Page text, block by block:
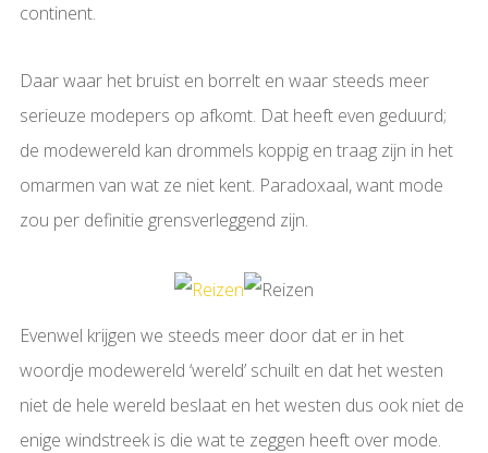
continent.
Daar waar het bruist en borrelt en waar steeds meer
serieuze modepers op afkomt. Dat heeft even geduurd;
de modewereld kan drommels koppig en traag zijn in het
omarmen van wat ze niet kent. Paradoxaal, want mode
zou per definitie grensverleggend zijn.
Evenwel krijgen we steeds meer door dat er in het
woordje modewereld ‘wereld’ schuilt en dat het westen
niet de hele wereld beslaat en het westen dus ook niet de
enige windstreek is die wat te zeggen heeft over mode.